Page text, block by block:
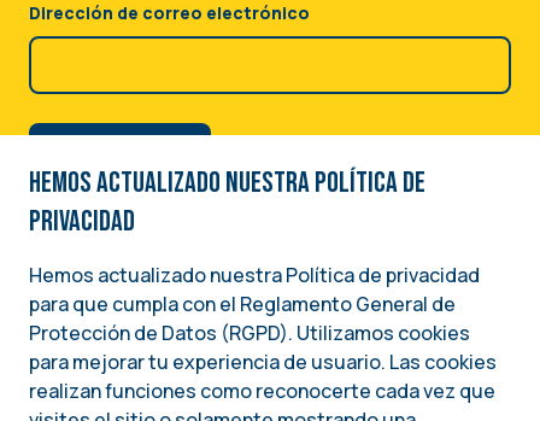
Dirección de correo electrónico
Image
Una iniciativa del
INSTITUTO NACIONAL DEMÓCRATA PARA ASUNTOS INTERNACIONALES (NDI)
Hemos actualizado nuestra Política de
privacidad
Hemos actualizado nuestra Política de privacidad
para que cumpla con el Reglamento General de
Protección de Datos (RGPD). Utilizamos cookies
para mejorar tu experiencia de usuario. Las cookies
realizan funciones como reconocerte cada vez que